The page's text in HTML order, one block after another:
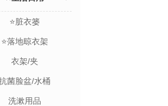
⭐脏衣篓
⭐落地晾衣架
衣架/夹
菌脸盆/水桶
洗漱用品